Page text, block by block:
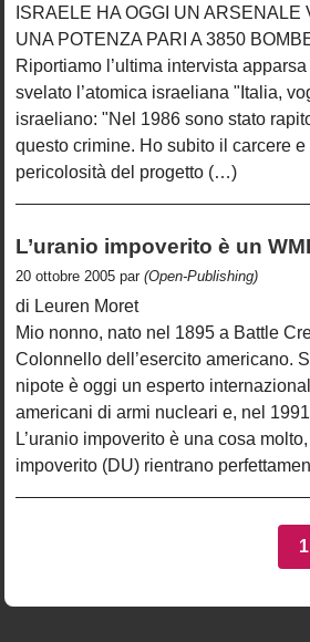
ISRAELE HA OGGI UN
UNA POTENZA PARI A 3850
Riportiamo l’ultima intervista
svelato l’atomica israeliana "Italia,
israeliano: "Nel 1986 sono stato
questo crimine. Ho subito il carcere
pericolosità del progetto (…)
L’uranio impoverito è un
20 ottobre 2005 par (Open-Publishing)
di Leuren Moret
Mio nonno, nato nel 1895 a Battle
Colonnello dell’esercito americano.
nipote è oggi un esperto
americani di armi nucleari e, nel
L’uranio impoverito è una cosa
impoverito (DU) rientrano
1